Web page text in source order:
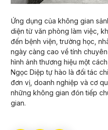
Ứng dụng của không gian
diện từ văn phòng làm việc,
đến bệnh viện, trường học,
ngày càng cao về tính
hình ảnh thương hiệu một
Ngọc Diệp tự hào là đối tác
đơn vị, doanh nghiệp và cơ
những không gian đón tiếp
gian.